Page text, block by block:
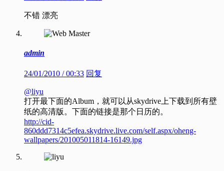
不错 漂亮
admin
24/01/2010 / 00:33 回复
@liyu
打开最下面的Album，就可以从skydrive上下载到所有壁
纸的高清版。下面的链接是那个日历的。
http://cid-
860ddd7314c5efea.skydrive.live.com/self.aspx/oheng-
wallpapers/201005011814-16149.jpg